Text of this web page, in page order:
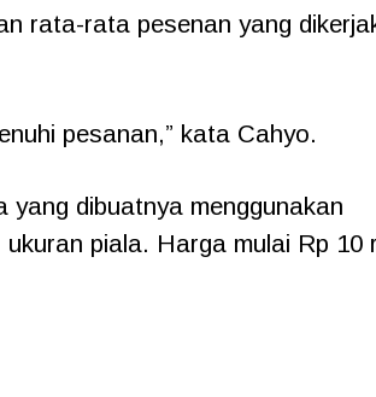
rata-rata pesenan yang
pesanan,” kata Cahyo.
dibuatnya menggunakan
piala. Harga mulai Rp 10